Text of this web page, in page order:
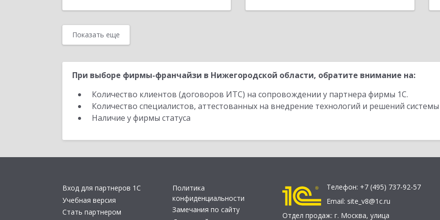
Показать еще
При выборе фирмы-франчайзи в Нижегородской области, обратите внимание на:
Количество клиентов (договоров ИТС) на сопровождении у партнера фирмы 1С.
Количество специалистов, аттестованных на внедрение технологий и решений
Наличие у фирмы статуса
Вход для партнеров 1С
Учебная версия
Стать партнером
Политика
конфиденциальности
Замечания по сайту
Телефон: +7 (495) 737-92-57
Email: site_v8@1c.ru
Отдел продаж: г. Москва, улица